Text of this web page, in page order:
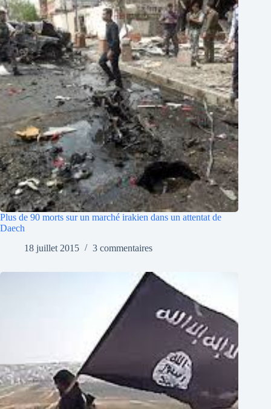
Plus de 90 morts sur un marché irakien dans un attentat de
Daech
18 juillet 2015
3 commentaires